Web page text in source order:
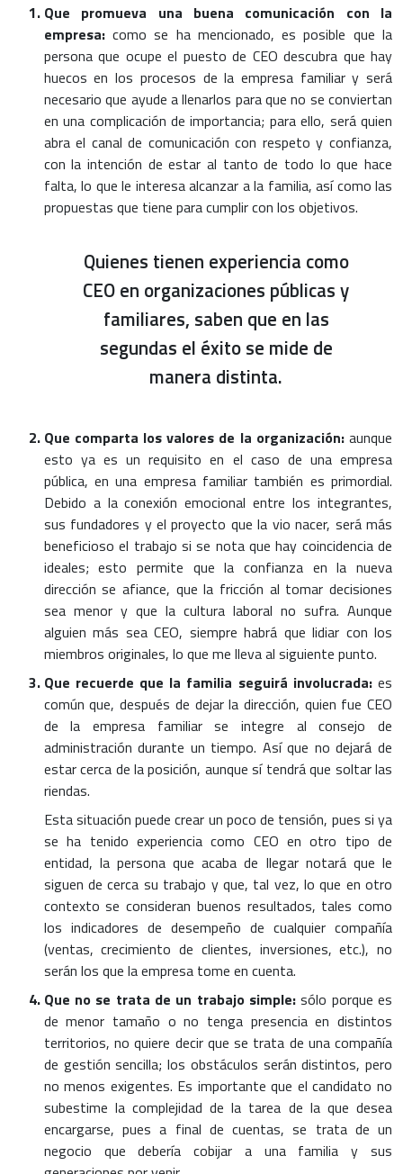
Que promueva una buena comunicación con la
empresa:como se ha mencionado, es posible que la
persona que ocupe el puesto de CEO descubra que hay
huecos en los procesos de la empresa familiar y será
necesario que ayude a llenarlos para que no se conviertan
en una complicación de importancia; para ello, será quien
abra el canal de comunicación con respeto y confianza,
con la intención de estar al tanto de todo lo que hace
falta, lo que le interesa alcanzar a la familia, así como las
propuestas que tiene para cumplir con los objetivos.
Quienes tienen experiencia como
CEO en organizaciones públicas y
familiares, saben que en las
segundas el éxito se mide de
manera distinta.
Que comparta los valores de la organización:aunque
esto ya es un requisito en el caso de una empresa
pública, en una empresa familiar también es primordial.
Debido a la conexión emocional entre los integrantes,
sus fundadores y el proyecto que la vio nacer, será más
beneficioso el trabajo si se nota que hay coincidencia de
ideales; esto permite que la confianza en la nueva
dirección se afiance, que la fricción al tomar decisiones
sea menor y que la cultura laboral no sufra. Aunque
alguien más sea CEO, siempre habrá que lidiar con los
miembros originales, lo que me lleva al siguiente punto.
Que recuerde que la familia seguirá involucrada:es
común que, después de dejar la dirección, quien fue CEO
de la empresa familiar se integre al consejo de
administración durante un tiempo. Así que no dejará de
estar cerca de la posición, aunque sí tendrá que soltar las
riendas.
Esta situación puede crear un poco de tensión, pues si ya
se ha tenido experiencia como CEO en otro tipo de
entidad, la persona que acaba de llegar notará que le
siguen de cerca su trabajo y que, tal vez, lo que en otro
contexto se consideran buenos resultados, tales como
los indicadores de desempeño de cualquier compañía
(ventas, crecimiento de clientes, inversiones, etc.), no
serán los que la empresa tome en cuenta.
Que no se trata de un trabajo simple: sólo porque es
de menor tamaño o no tenga presencia en distintos
territorios, no quiere decir que se trata de una compañía
de gestión sencilla; los obstáculos serán distintos, pero
no menos exigentes. Es importante que el candidato no
subestime la complejidad de la tarea de la que desea
encargarse, pues a final de cuentas, se trata de un
negocio que debería cobijar a una familia y sus